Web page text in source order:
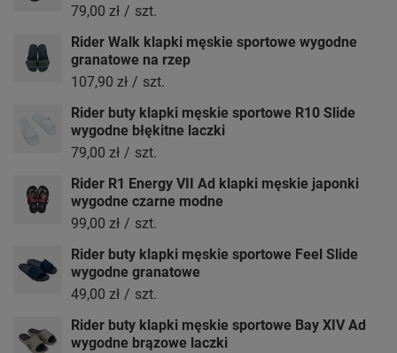
79,00 zł / szt.
Rider Walk klapki męskie sportowe wygodne
granatowe na rzep
107,90 zł / szt.
Rider buty klapki męskie sportowe R10 Slide
wygodne błękitne laczki
79,00 zł / szt.
Rider R1 Energy VII Ad klapki męskie japonki
wygodne czarne modne
99,00 zł / szt.
Rider buty klapki męskie sportowe Feel Slide
wygodne granatowe
49,00 zł / szt.
Rider buty klapki męskie sportowe Bay XIV Ad
wygodne brązowe laczki